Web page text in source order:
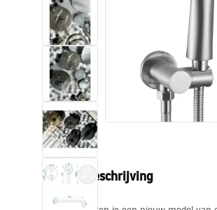
Kranen
Douches
Keuken
Badkameraccessoires
Productbeschrijving